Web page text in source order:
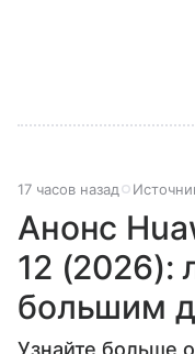
17 часов назад
Анонс
12 (2026):
большим